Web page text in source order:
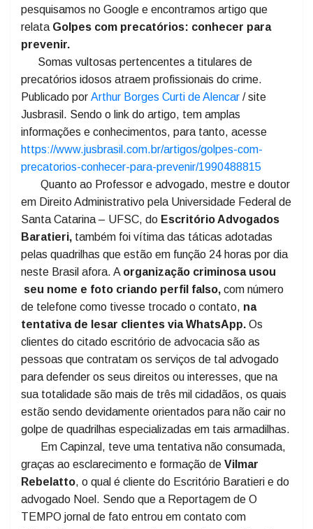
A Reportagem de O TEMPO jornal de fato, ao ser
informada sobre o golpe do falso advogado,
pesquisamos no Google e encontramos artigo que
relataGolpes com precatórios: conhecer para
prevenir.
Somas vultosas pertencentes a titulares de
precatórios idosos atraem profissionais do crime.
Publicado porArthur Borges Curti de Alencar/ site
Jusbrasil. Sendo o link do artigo, tem amplas
informações e conhecimentos, para tanto, acesse
https://www.jusbrasil.com.br/artigos/golpes-com-
precatorios-conhecer-para-prevenir/1990488815
Quanto ao Professor e advogado, mestre e doutor
em Direito Administrativo pela Universidade Federal de
Santa Catarina – UFSC, doEscritório Advogados
Baratieri,também foi vítima das táticas adotadas
pelas quadrilhas que estão em função 24 horas por dia
neste Brasil afora. Aorganização criminosa usou
seu nome e foto criando perfil falso,com número
de telefone como tivesse trocado o contato,na
tentativa de lesar clientes via WhatsApp.Os
clientes do citado escritório de advocacia são as
pessoas que contratam os serviços de tal advogado
para defender os seus direitos ou interesses, que na
sua totalidade são mais de três mil cidadãos, os quais
estão sendo devidamente orientados para não cair no
golpe de quadrilhas especializadas em tais armadilhas.
Em Capinzal, teve uma tentativa não consumada,
graças ao esclarecimento e formação de Vilmar